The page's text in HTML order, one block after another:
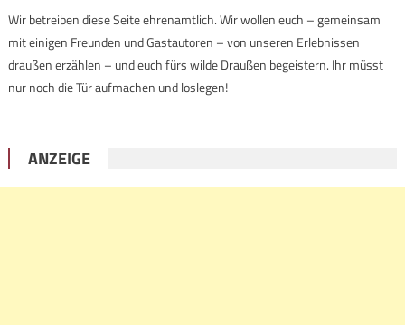
Wir betreiben diese Seite ehrenamtlich. Wir wollen euch – gemeinsam
mit einigen Freunden und Gastautoren – von unseren Erlebnissen
draußen erzählen – und euch fürs wilde Draußen begeistern. Ihr müsst
nur noch die Tür aufmachen und loslegen!
ANZEIGE